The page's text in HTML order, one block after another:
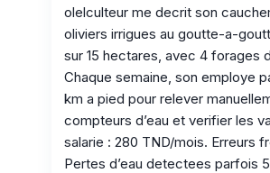
olelculteur me decrit son
oliviers irrigues au goutte-a-
sur 15 hectares, avec 4 forages
Chaque semaine, son employe
km a pied pour relever
compteurs d’eau et verifier les
salarie : 280 TND/mois. Erreurs
Pertes d’eau detectees parfois